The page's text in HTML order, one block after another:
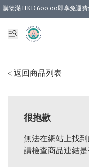
購物滿 HKD 600.00即享免運費
< 返回商品列表
很抱歉
無法在網站上找到
請檢查商品連結是